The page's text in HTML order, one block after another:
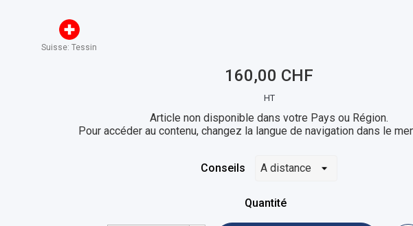
Suisse: Tessin
160,00 CHF
HT
Article non disponible dans votre Pays ou Région.
Pour accéder au contenu, changez la langue de navigation dans le
Conseils
Quantité